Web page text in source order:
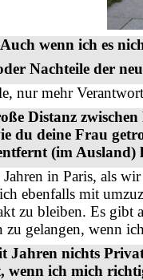
wenn ich es
Nachteile der
nur mehr
Distanz
du deine Frau
(im Ausland)
Jahren in Paris, als
ebenfalls mit
zu bleiben. Es gibt
gelangen, wenn
Jahren nichts
ich mich